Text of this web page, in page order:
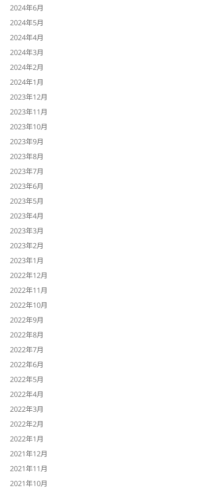
2024年6月
2024年5月
2024年4月
2024年3月
2024年2月
2024年1月
2023年12月
2023年11月
2023年10月
2023年9月
2023年8月
2023年7月
2023年6月
2023年5月
2023年4月
2023年3月
2023年2月
2023年1月
2022年12月
2022年11月
2022年10月
2022年9月
2022年8月
2022年7月
2022年6月
2022年5月
2022年4月
2022年3月
2022年2月
2022年1月
2021年12月
2021年11月
2021年10月